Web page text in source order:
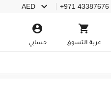
+971 43387676
AED 

عربة التسوق

حسابي